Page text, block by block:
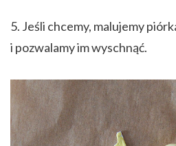
5. Jeśli chcemy, malujemy
i pozwalamy im wyschnąć.